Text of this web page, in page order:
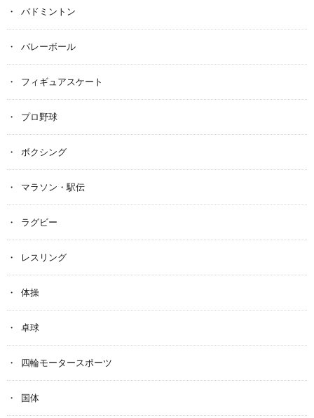
バドミントン
バレーボール
フィギュアスケート
プロ野球
ボクシング
マラソン・駅伝
ラグビー
レスリング
体操
卓球
四輪モータースポーツ
国体